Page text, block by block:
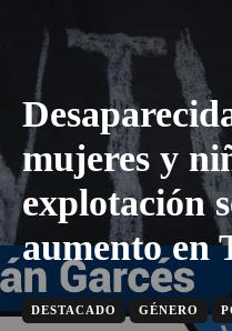
mujeres y
explotación
aumento en
DESTACADO GÉNERO